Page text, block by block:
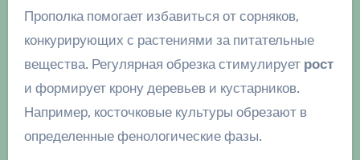
Прополка помогает избавиться от сорняков,
конкурирующих с растениями за питательные
вещества. Регулярная обрезка стимулирует рост
и формирует крону деревьев и кустарников.
Например, косточковые культуры обрезают в
определенные фенологические фазы.